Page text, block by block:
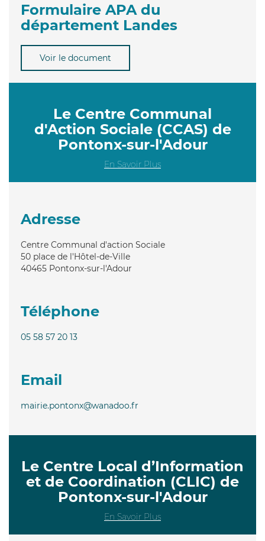
Formulaire APA du
département Landes
Voir le document
Le Centre Communal
d'Action Sociale (CCAS) de
Pontonx-sur-l'Adour
En Savoir Plus
Adresse
Centre Communal d'action Sociale
50 place de l'Hôtel-de-Ville
40465 Pontonx-sur-l'Adour
Téléphone
05 58 57 20 13
Email
mairie.pontonx@wanadoo.fr
Le Centre Local d’Information
et de Coordination (CLIC) de
Pontonx-sur-l'Adour
En Savoir Plus